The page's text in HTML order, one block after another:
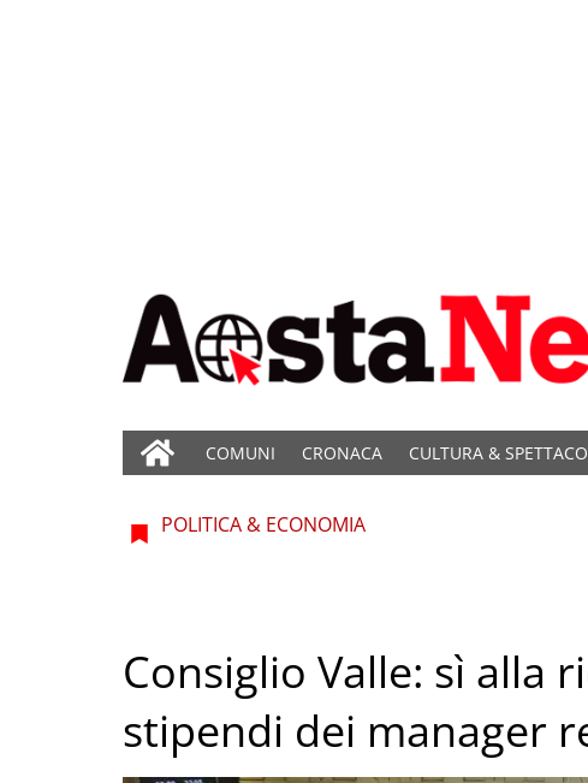
COMUNI CRONACA CULTURA &
POLITICA & ECONOMIA
Consiglio Valle: sì alla
stipendi dei manager